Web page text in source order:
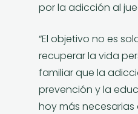
por la adicción al
“El objetivo no es
recuperar la vida
familiar que la
prevención y la
hoy más necesarias